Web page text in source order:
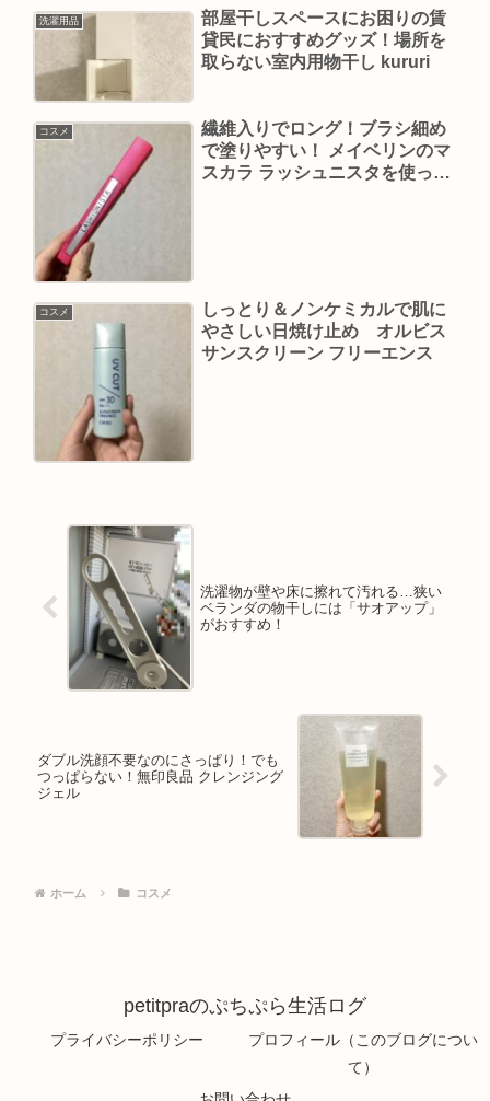
洗濯用品
部屋干しスペースにお困りの賃
貸民におすすめグッズ！場所を
取らない室内用物干し kururi
コスメ
繊維入りでロング！ブラシ細め
で塗りやすい！ メイベリンのマ
スカラ ラッシュニスタを使って
コスメ
しっとり＆ノンケミカルで肌に
やさしい日焼け止め オルビス
サンスクリーン フリーエンス
洗濯物が壁や床に擦れて汚れる…狭い
ベランダの物干しには「サオアップ」
がおすすめ！
ダブル洗顔不要なのにさっぱり！でも
つっぱらない！無印良品 クレンジング
ジェル
ホーム コスメ
petitpraのぷちぷら生活ログ
プライバシーポリシー
プロフィール（このブログについ
て）